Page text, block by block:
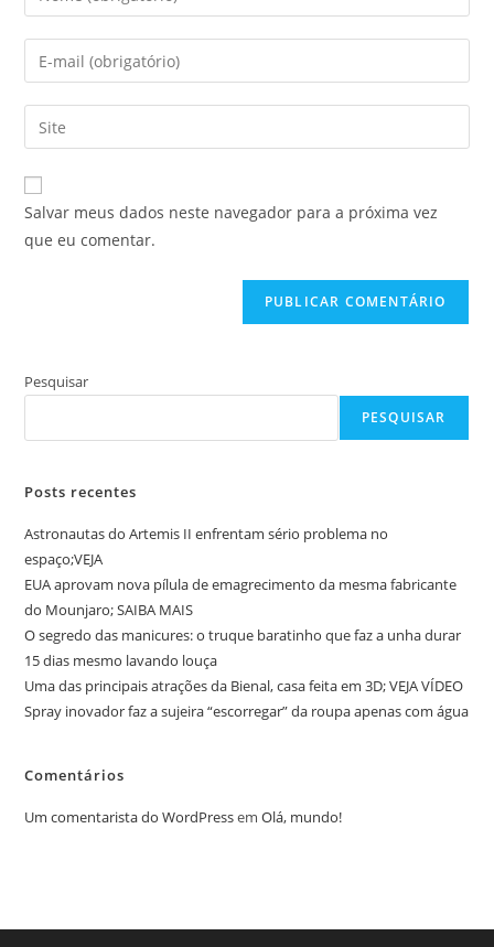
seu
nome
ou
de
usuário
para
comentar
Digite
seu
endereço
de
mail
para
comentar
Digite
o
URL
do
site
Salvar meus dados neste navegador para a próxima vez
que eu comentar.
Pesquisar
PESQUISAR
Posts recentes
Astronautas do Artemis II enfrentam sério problema no
espaço;VEJA
EUA aprovam nova pílula de emagrecimento da mesma fabricante
do Mounjaro; SAIBA MAIS
O segredo das manicures: o truque baratinho que faz a unha durar
15 dias mesmo lavando louça
Uma das principais atrações da Bienal, casa feita em 3D; VEJA VÍDEO
Spray inovador faz a sujeira “escorregar” da roupa apenas com água
Comentários
Um comentarista do WordPressemOlá, mundo!